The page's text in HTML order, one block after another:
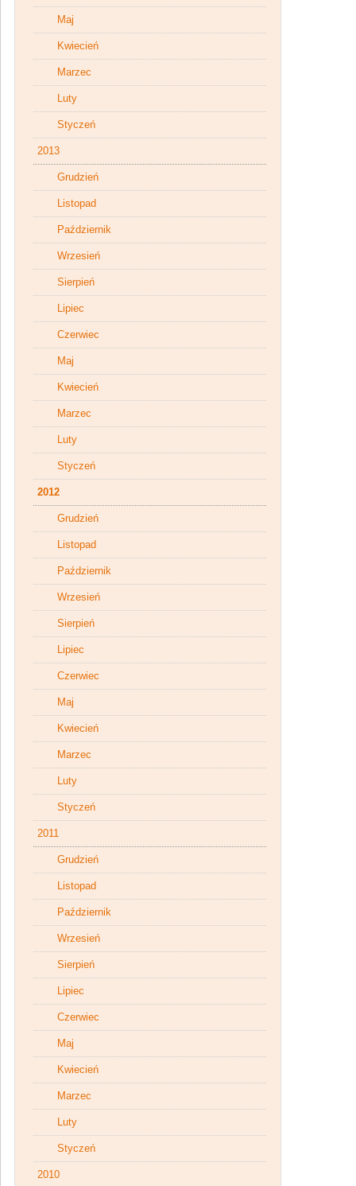
Maj
Kwiecień
Marzec
Luty
Styczeń
2013
Grudzień
Listopad
Październik
Wrzesień
Sierpień
Lipiec
Czerwiec
Maj
Kwiecień
Marzec
Luty
Styczeń
2012
Grudzień
Listopad
Październik
Wrzesień
Sierpień
Lipiec
Czerwiec
Maj
Kwiecień
Marzec
Luty
Styczeń
2011
Grudzień
Listopad
Październik
Wrzesień
Sierpień
Lipiec
Czerwiec
Maj
Kwiecień
Marzec
Luty
Styczeń
2010